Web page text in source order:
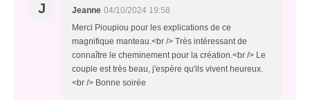
J Jeanne 04/10/2024 19:58
Merci Pioupiou pour les explications de ce
magnifique manteau.<br /> Très intéressant de
connaître le cheminement pour la création.<br /> Le
couple est très beau, j'espère qu'ils vivent heureux.
<br /> Bonne soirée